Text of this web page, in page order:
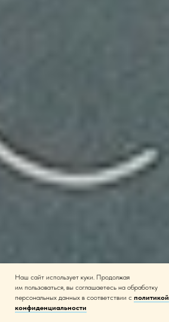
Наш сайт использует куки. Продолжая
им пользоваться, вы соглашаетесь на обработку
персональных данных в соответствии с политикой
конфиденциальности